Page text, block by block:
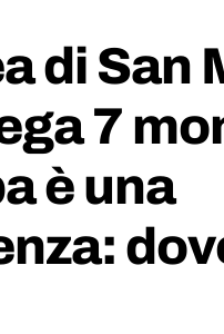
di San
7
è una